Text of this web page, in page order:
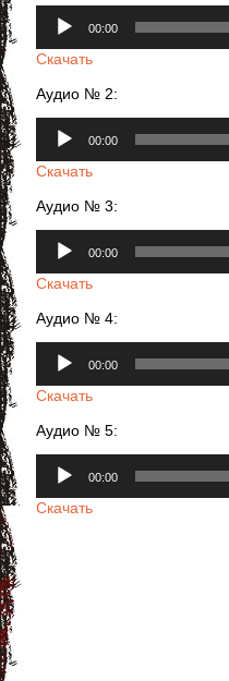
Аудиоплеер
00:00
Скачать
Аудио № 2:
Аудиоплеер
00:00
Скачать
Аудио № 3:
Аудиоплеер
00:00
Скачать
Аудио № 4:
Аудиоплеер
00:00
Скачать
Аудио № 5:
Аудиоплеер
00:00
Скачать